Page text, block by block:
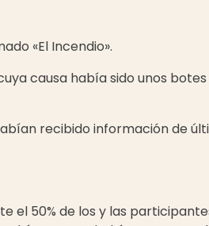
«El Incendio».
causa había sido unos botes
recibido información de
el 50% de los y las